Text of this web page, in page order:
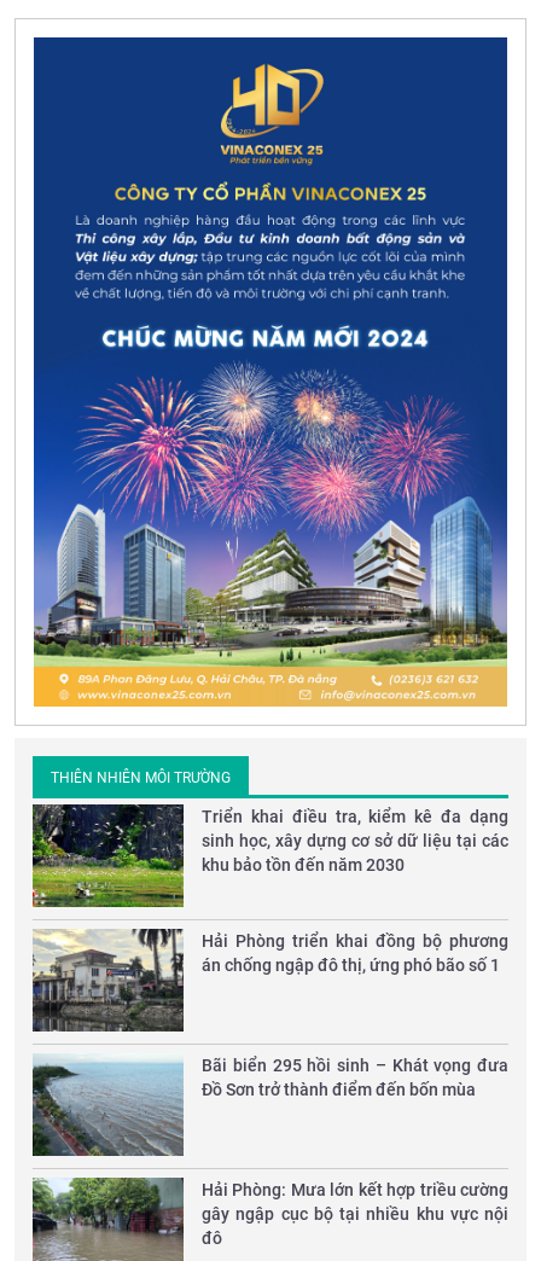
THIÊN NHIÊN MÔI TRƯỜNG
Triển khai điều tra, kiểm kê đa dạng
sinh học, xây dựng cơ sở dữ liệu tại các
khu bảo tồn đến năm 2030
Hải Phòng triển khai đồng bộ phương
án chống ngập đô thị, ứng phó bão số 1
Bãi biển 295 hồi sinh – Khát vọng đưa
Đồ Sơn trở thành điểm đến bốn mùa
Hải Phòng: Mưa lớn kết hợp triều cường
gây ngập cục bộ tại nhiều khu vực nội
đô